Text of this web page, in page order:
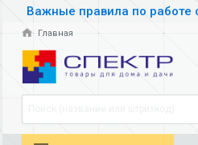
Важные правила по работе
Главная